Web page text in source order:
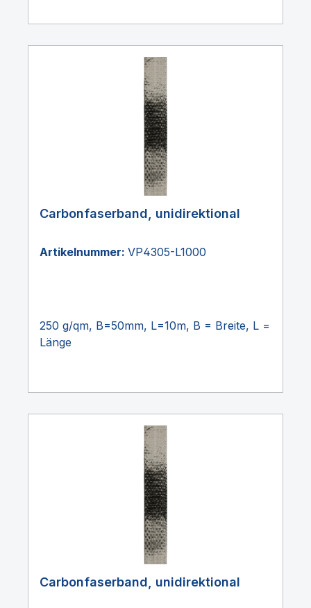
Carbonfaserband, unidirektional
Artikelnummer: VP4305-L1000
250 g/qm, B=50mm, L=10m, B = Breite, L =
Länge
Carbonfaserband, unidirektional